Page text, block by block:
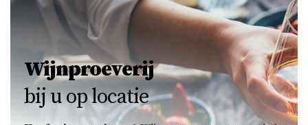
Wijnproeverij
bij u op locatie